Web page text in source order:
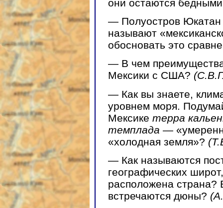
они остаются
— Полуостров
называют
обосновать это
— В чем преимущества
Мексики с США?
— Как вы знаете,
уровнем моря.
Мексике терра
темплада —
«холодная земля»?
— Как называются
географических
расположена страна?
встречаются дюны?